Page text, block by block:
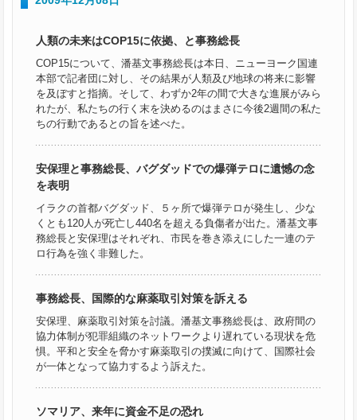
人類の未来はCOP15に依拠、と事務総長
COP15について、潘基文事務総長は本日、ニューヨーク国連
本部で記者団に対し、その結果が人類及び地球の将来に影響
を及ぼすと指摘。そして、わずか2年の間で大きな進展がみら
れたが、私たちの行く末を決めるのはまさに今後2週間の私た
ちの行動であるとの旨を述べた。
安保理と事務総長、バグダッドでの爆弾テロに遺憾の念
を表明
イラクの首都バグダッド、５ヶ所で爆弾テロが発生し、少な
くとも120人が死亡し440名を超える負傷者が出た。潘基文事
務総長と安保理はそれぞれ、市民を巻き添えにした一連のテ
ロ行為を強く非難した。
事務総長、国際的な麻薬取引対策を訴える
安保理、麻薬取引対策を討議。潘基文事務総長は、政府間の
協力体制が犯罪組織のネットワークより遅れている現状を危
惧。平和と安全を脅かす麻薬取引の撲滅に向けて、国際社会
が一体となって協力するよう訴えた。
ソマリア、来年に資金不足の恐れ